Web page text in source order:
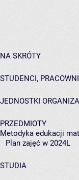
NA SKRÓTY
STUDENCI,
JEDNOSTKI
PRZEDMIOTY
Metodyka edukacji
Plan zajęć w 2024L
STUDIA